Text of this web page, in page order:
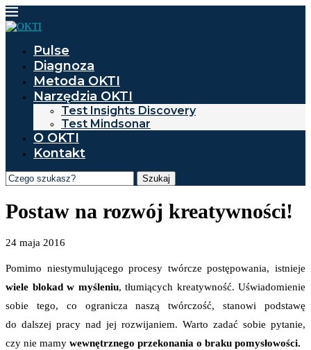
Pulse
Diagnoza
Metoda OKTI
Narzędzia OKTI
Test Insights Discovery
Test Mindsonar
O OKTI
Kontakt
Szukaj
Postaw na rozwój kreatywności!
24 maja 2016
Pomimo niestymulującego procesy twórcze postępowania, istnieje
wiele blokad w myśleniu, tłumiących kreatywność. Uświadomienie
sobie tego, co ogranicza naszą twórczość, stanowi podstawę
do dalszej pracy nad jej rozwijaniem. Warto zadać sobie pytanie,
czy nie mamy wewnętrznego przekonania o braku pomysłowości.